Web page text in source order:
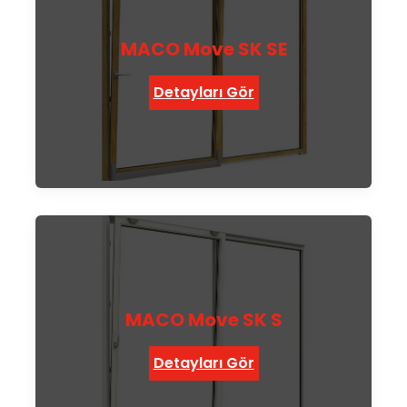
MACO Move SK SE
Detayları Gör
MACO Move SK S
Detayları Gör